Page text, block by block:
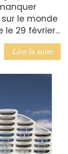
le monde
29 février...
Lire la suite